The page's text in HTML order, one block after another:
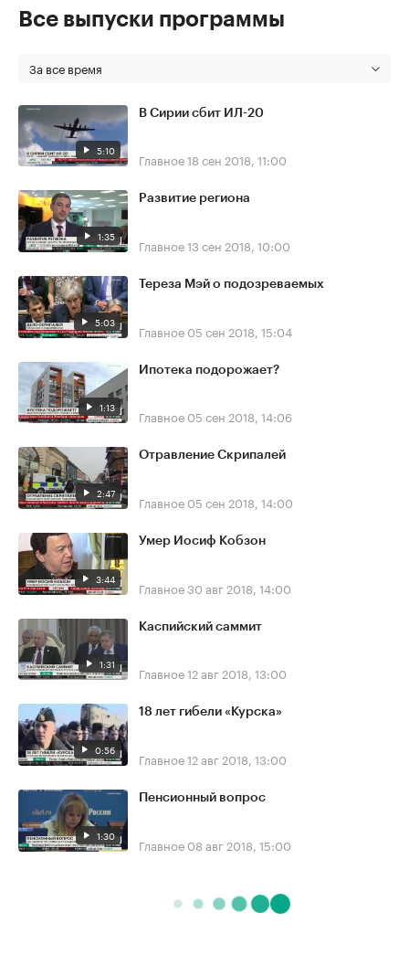
Все выпуски программы
За все время
5:10
В Сирии сбит ИЛ-20
Главное18 сен 2018, 11:00
1:35
Развитие региона
Главное13 сен 2018, 10:00
5:03
Тереза Мэй о подозреваемых
Главное 05 сен 2018, 15:04
1:13
Ипотека подорожает?
Главное 05 сен 2018, 14:06
2:47
Отравление Скрипалей
Главное 05 сен 2018, 14:00
3:44
Умер Иосиф Кобзон
Главное30 авг 2018, 14:00
1:31
Каспийский саммит
Главное12 авг 2018, 13:00
0:56
18 лет гибели «Курска»
Главное12 авг 2018, 13:00
1:30
Пенсионный вопрос
Главное 08 авг 2018, 15:00